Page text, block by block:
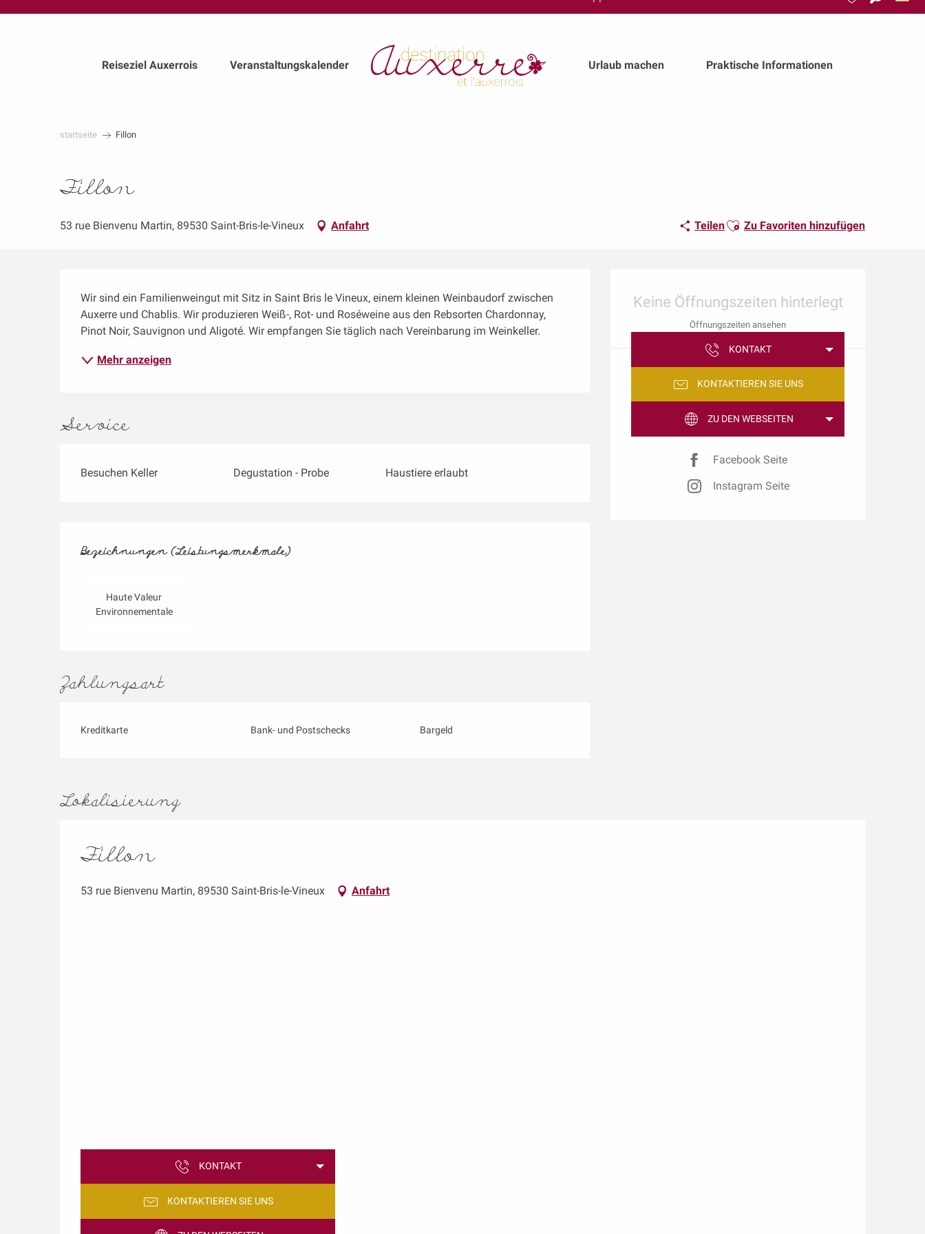
Suche
Reiseziel Auxerrois Veranstaltungskalender Urlaub machen Praktische Informationen
startseite Fillon
Fillon
53 rue Bienvenu Martin, 89530 Saint-Bris-le-Vineux Anfahrt TeilenAjouter aux favoris
Zu Favoriten hinzufügen
Öffnungszeiten &
Keine Öffnungszeiten hinterlegt
Öffnungszeiten ansehen
KONTAKT
KONTAKTIEREN SIE UNS
ZU DEN WEBSEITEN
Facebook Seite
Instagram Seite
Beschreibung
Wir sind ein Familienweingut mit Sitz in Saint Bris le Vineux, einem kleinen Weinbaudorf zwischen
Auxerre und Chablis. Wir produzieren Weiß-, Rot- und Roséweine aus den Rebsorten Chardonnay,
Pinot Noir, Sauvignon und Aligoté. Wir empfangen Sie täglich nach Vereinbarung im Weinkeller.
Mehr anzeigen
Service
Besuchen Keller Degustation - Probe Haustiere erlaubt
Leistungensmöglichkeiten
Bezeichnungen (Leistungsmerkmale)
Bezeichnungen (Leistungsmerkmale)
Haute Valeur
Environnementale
Zahlungsart
Kreditkarte Bank- und Postschecks Bargeld
Lokalisierung
Fillon
53 rue Bienvenu Martin, 89530 Saint-Bris-le-Vineux Anfahrt
KONTAKT
KONTAKTIEREN SIE UNS